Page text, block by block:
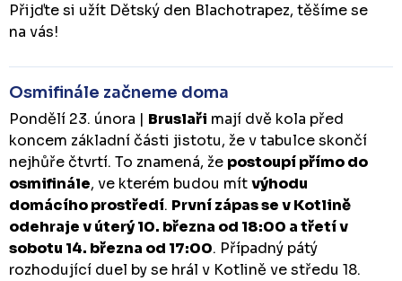
Přijďte si užít Dětský den Blachotrapez, těšíme se
na vás!
Osmifinále začneme doma
Pondělí 23. února | Bruslaři mají dvě kola před
koncem základní části jistotu, že v tabulce skončí
nejhůře čtvrtí. To znamená, že postoupí přímo do
osmifinále, ve kterém budou mítvýhodu
domácího prostředí. První zápas se v Kotlině
odehraje v úterý 10. března od 18:00 a třetí v
sobotu 14. března od 17:00. Případný pátý
rozhodující duel by se hrál v Kotlině ve středu 18.